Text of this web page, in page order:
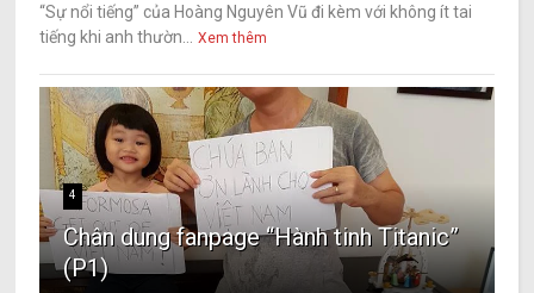
“Sự nổi tiếng” của Hoàng Nguyên Vũ đi kèm với không ít tai
tiếng khi anh thườn...
Xem thêm
4
Chân dung fanpage “Hành tinh Titanic”
(P1)